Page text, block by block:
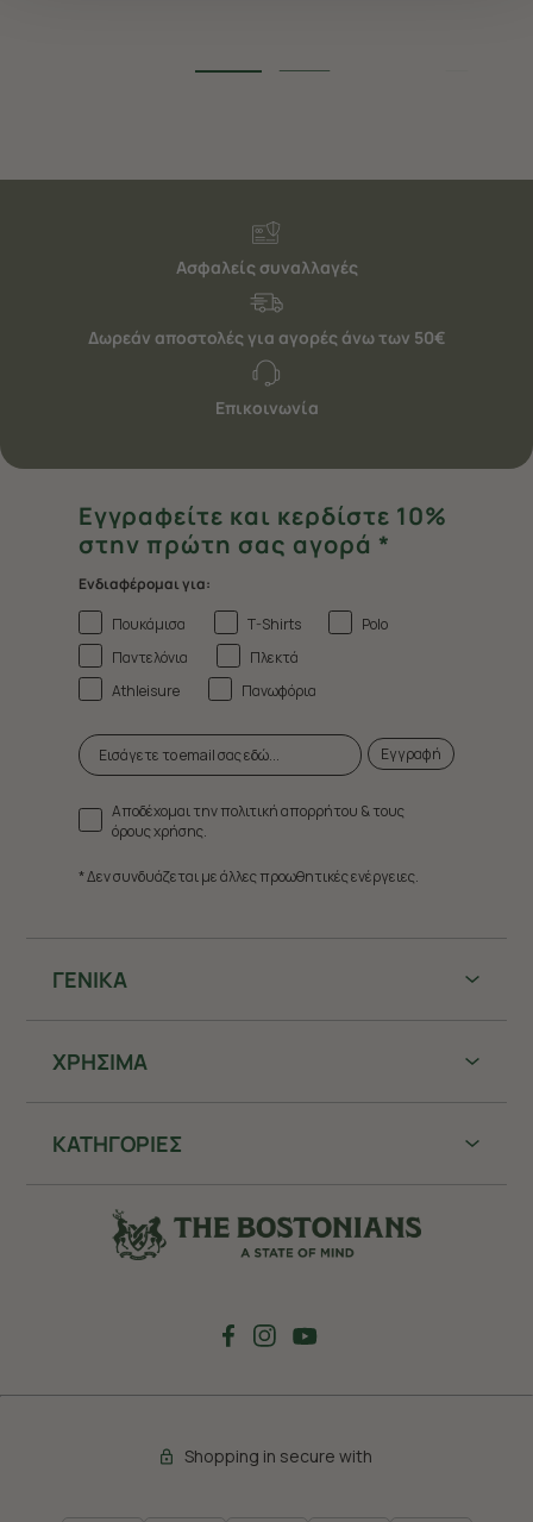
Ασφαλείς συναλλαγές
Δωρεάν αποστολές για αγορές άνω των 50€
Επικοινωνία
ΓΕΝΙΚΑ
ΧΡHΣΙΜΑ
ΚΑΤΗΓΟΡΙΕΣ
Εγγραφείτε και κερδίστε 10%
στην πρώτη σας αγορά *
Ενδιαφέρομαι για:
Πουκάμισα
T-Shirts
Polo
Παντελόνια
Πλεκτά
Athleisure
Πανωφόρια
Εγγραφή
Αποδέχομαι την πολιτική απορρήτου & τους
όρους χρήσης.
* Δεν συνδυάζεται με άλλες προωθητικές ενέργειες.
Shopping in secure with